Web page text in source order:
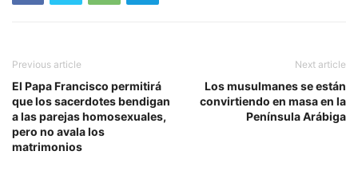
Previous article
El Papa Francisco permitirá
que los sacerdotes bendigan
a las parejas homosexuales,
pero no avala los
matrimonios
Next article
Los musulmanes se están
convirtiendo en masa en la
Península Arábiga